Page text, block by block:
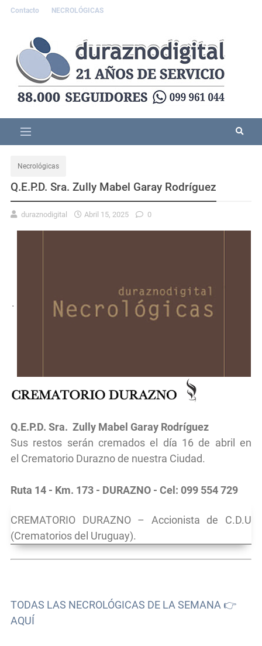
Contacto NECROLÓGICAS
Necrológicas
Q.E.P.D. Sra. Zully Mabel Garay Rodríguez
duraznodigital Abril 15, 2025 0
.
Q.E.P.D. Sra. Zully Mabel Garay Rodríguez
Sus restos serán cremados el día 16 de abril en
el Crematorio Durazno de nuestra Ciudad.
Ruta 14 - Km. 173 - DURAZNO - Cel: 099 554 729
CREMATORIO DURAZNO – Accionista de C.D.U
(Crematorios del Uruguay).
TODAS LAS NECROLÓGICAS DE LA SEMANA 👉
AQUÍ